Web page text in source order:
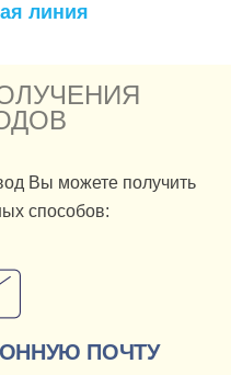
линия
Вы можете получить
способов:
ПОЧТУ